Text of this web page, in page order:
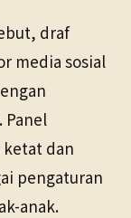
draf
media sosial
Panel
ketat dan
pengaturan
anak.